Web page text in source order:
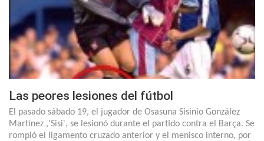
Las peores lesiones del fútbol
El pasado sábado 19, el jugador de Osasuna Sisinio González
Martínez ,'Sisi', se lesionó durante el partido contra el Barça. Se
rompió el ligamento cruzado anterior y el menisco interno, por